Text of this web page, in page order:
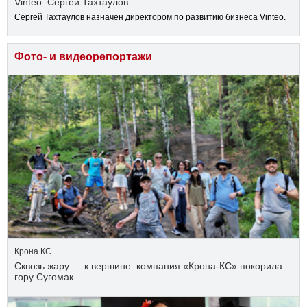
Сергей Тахтаулов назначен директором по развитию бизнеса Vinteo.
Фото- и видеорепортажи
Крона КС
Сквозь жару — к вершине: компания «Крона‑КС» покорила
гору Сугомак